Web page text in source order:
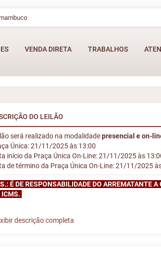
VENDA DIRETA TRABALHOS
DO LEILÃO
será realizado na modalidadepresencial e on-
Única: 21/11/2025 às 13:00
início da Praça Única On-Line: 21/11/2025 às
de término da Praça Única On-Line: 21/11/2025
É DE RESPONSABILIDADE DO ARREMATANTE
ICMS.